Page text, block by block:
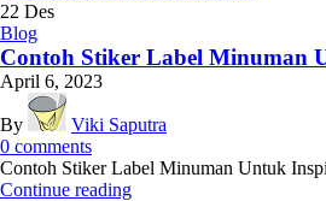
22 Des
Blog
Contoh Stiker Label Minuman
April 6, 2023
By
Viki Saputra
0 comments
Contoh Stiker Label Minuman Untuk
Continue reading